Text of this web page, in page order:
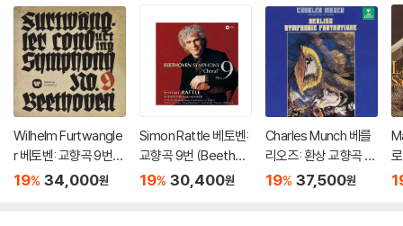
Wilhelm Furtwangle
r 베토벤: 교향곡 9번
(Beethoven: Symph
19% 34,000원
Simon Rattle 베토벤:
교향곡 9번 (Beethov
en: Symphony No.
19% 30,400원
Charles Munch 베를
리오즈: 환상 교향곡 (B
erlioz: Symphonie F
19% 37,500원